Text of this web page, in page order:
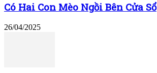
Có Hai Con Mèo Ngồi Bên Cửa Sổ
26/04/2025